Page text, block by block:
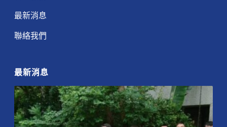
最新消息
聯絡我們
最新消息